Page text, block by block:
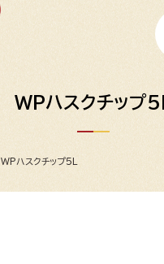
WPハスクチップ5L
WPハスクチップ5L